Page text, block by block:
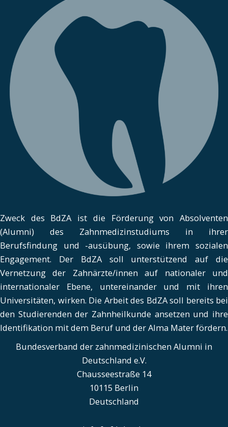
Zweck des BdZA ist die Förderung von Absolventen
(Alumni) des Zahnmedizinstudiums in ihrer
Berufsfindung und -ausübung, sowie ihrem sozialen
Engagement. Der BdZA soll unterstützend auf die
Vernetzung der Zahnärzte/innen auf nationaler und
internationaler Ebene, untereinander und mit ihren
Universitäten, wirken. Die Arbeit des BdZA soll bereits bei
den Studierenden der Zahnheilkunde ansetzen und ihre
Identifikation mit dem Beruf und der Alma Mater fördern.
Bundesverband der zahnmedizinischen Alumni in
Deutschland e.V.
Chausseestraße 14
10115 Berlin
Deutschland